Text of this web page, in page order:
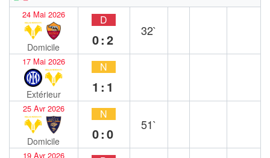
24 Mai 2026
Domicile
D
0:2
32`
17 Mai 2026
Extérieur
N
1:1
25 Avr 2026
Domicile
N
0:0
51`
19 Avr 2026